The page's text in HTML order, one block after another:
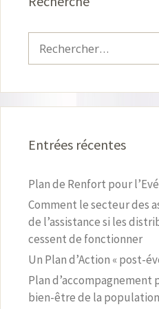
Entrées récentes
Plan de Renfort pour
Comment le secteur des
de l’assistance si les
cessent de fonctionner
Un Plan d’Action « post-
Plan
bien-être de la